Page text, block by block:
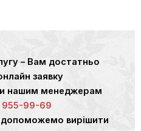
– Вам достатньо
заявку
нашим менеджерам
955-99-69
допоможемо вирішити